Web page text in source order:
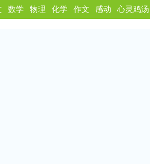
数学 物理 化学 作文 感动 心灵鸡汤